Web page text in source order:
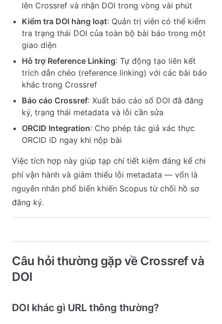
lên Crossref và nhận DOI trong vòng vài phút
Kiểm tra DOI hàng loạt: Quản trị viên có thể kiểm
tra trạng thái DOI của toàn bộ bài báo trong một
giao diện
Hỗ trợ Reference Linking: Tự động tạo liên kết
trích dẫn chéo (reference linking) với các bài báo
khác trong Crossref
Báo cáo Crossref: Xuất báo cáo số DOI đã đăng
ký, trạng thái metadata và lỗi cần sửa
ORCID Integration: Cho phép tác giả xác thực
ORCID iD ngay khi nộp bài
Việc tích hợp này giúp tạp chí tiết kiệm đáng kể chi
phí vận hành và giảm thiểu lỗi metadata — vốn là
nguyên nhân phổ biến khiến Scopus từ chối hồ sơ
đăng ký.
Câu hỏi thường gặp về Crossref và
DOI
DOI khác gì URL thông thường?